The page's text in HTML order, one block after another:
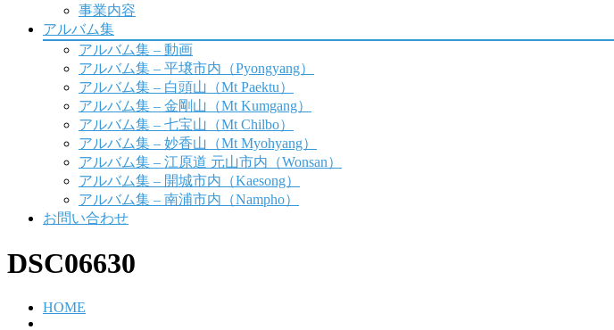
事業内容
アルバム集
アルバム集 – 動画
アルバム集 – 平壌市内（Pyongyang）
アルバム集 – 白頭山（Mt Paektu）
アルバム集 – 金剛山（Mt Kumgang）
アルバム集 – 七宝山（Mt Chilbo）
アルバム集 – 妙香山（Mt Myohyang）
アルバム集 – 江原道 元山市内（Wonsan）
アルバム集 – 開城市内（Kaesong）
アルバム集 – 南浦市内（Nampho）
お問い合わせ
DSC06630
HOME